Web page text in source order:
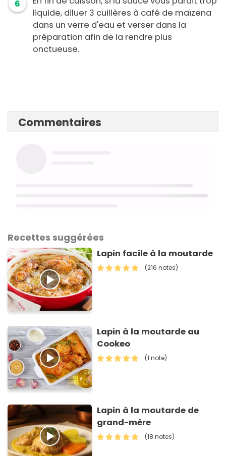
6
liquide, diluer 3 cuillères à café de maïzena
dans un verre d'eau et verser dans la
préparation afin de la rendre plus
onctueuse.
Commentaires
Recettes suggérées
Lapin facile à la moutarde
(216 notes)
Lapin à la moutarde au
Cookeo
(1 note)
Lapin à la moutarde de
grand-mère
(18 notes)